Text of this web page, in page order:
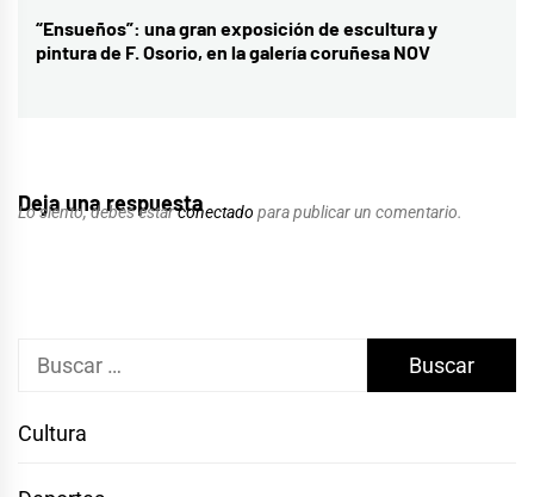
Entrada
siguiente:
“Ensueños”: una gran exposición de escultura y
pintura de F. Osorio, en la galería coruñesa NOV
Deja una respuesta
Lo siento, debes estarconectado para publicar un comentario.
Buscar:
Cultura